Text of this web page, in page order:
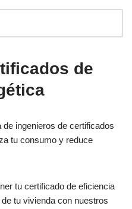
de
ingenieros de certificados
tu consumo y reduce
tu certificado de eficiencia
tu vivienda con nuestros